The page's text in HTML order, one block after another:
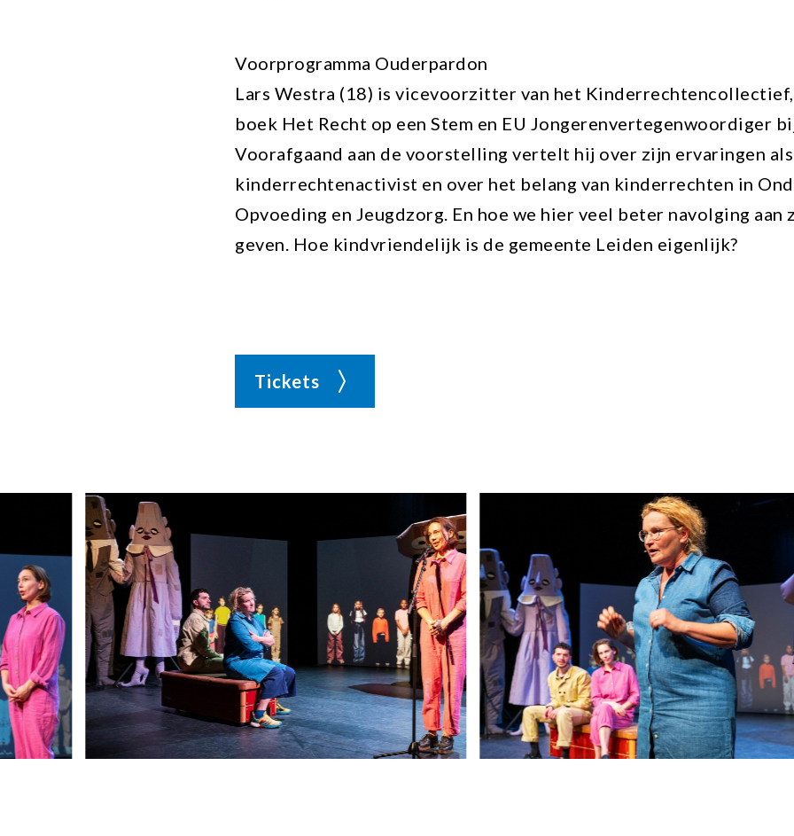
Voorprogramma Ouderpardon
Lars Westra (18) is vicevoorzitter van het
boek Het Recht op een Stem en EU Jongerenvertegenwoordiger
Voorafgaand aan de voorstelling vertelt hij over zijn ervaringen als
kinderrechtenactivist en over het belang van kinderrechten in
Opvoeding en Jeugdzorg. En hoe we hier veel beter navolging aan
geven. Hoe kindvriendelijk is de gemeente Leiden eigenlijk?
Tickets